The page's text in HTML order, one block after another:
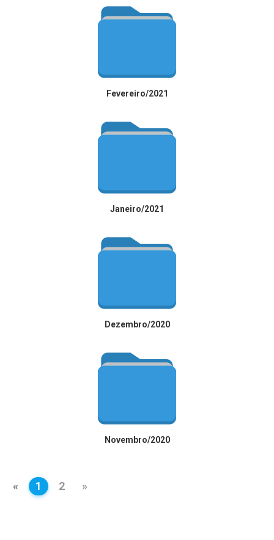
Fevereiro/2021
Janeiro/2021
Dezembro/2020
Novembro/2020
« 1 2 »